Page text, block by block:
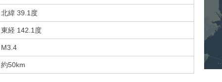
北緯 39.1度
東経 142.1度
M3.4
約50km